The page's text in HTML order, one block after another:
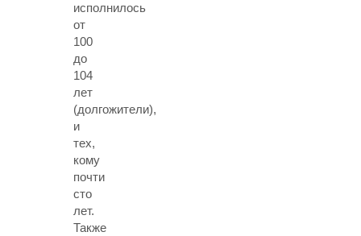
исполнилось
от
100
до
104
лет
(долгожители),
и
тех,
кому
почти
сто
лет.
Также